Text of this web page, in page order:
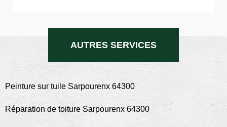
AUTRES SERVICES
Peinture sur tuile Sarpourenx 64300
Réparation de toiture Sarpourenx 64300